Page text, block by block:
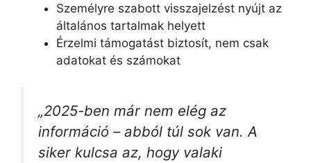
Személyre szabott visszajelzést nyújt az
általános tartalmak helyett
Érzelmi támogatást biztosít, nem csak
adatokat és számokat
„2025-ben már nem elég az
információ – abból túl sok van. A
siker kulcsa az, hogy valaki